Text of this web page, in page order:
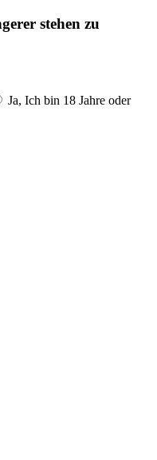
stehen zu
Ja, Ich bin 18 Jahre oder